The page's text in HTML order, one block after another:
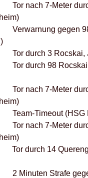
nach 7-Meter
gegen
durch 3 Rocskai,
durch 98
nach 7-Meter
Timeout (HSG
nach 7-Meter
durch 14
Minuten Strafe